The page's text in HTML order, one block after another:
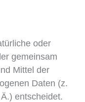
oder
gemeinsam
Mittel der
Daten (z.
entscheidet.